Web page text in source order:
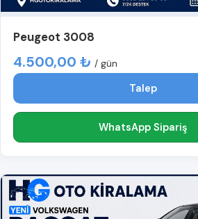
Peugeot 3008
4.500,00 ₺ / gün
Talep
WhatsApp Sipariş